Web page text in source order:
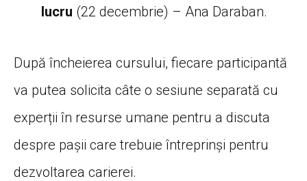
lucru (22 decembrie) – Ana Daraban.
După încheierea cursului, fiecare participantă
va putea solicita câte o sesiune separată cu
experții în resurse umane pentru a discuta
despre pașii care trebuie întreprinși pentru
dezvoltarea carierei.